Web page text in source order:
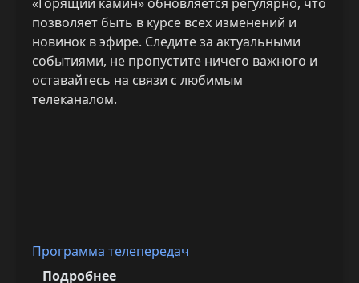
позволяет быть в курсе всех изменений и
новинок в эфире. Следите за актуальными
событиями, не пропустите ничего важного и
оставайтесь на связи с любимым
телеканалом.
Программа телепередач
Подробнее